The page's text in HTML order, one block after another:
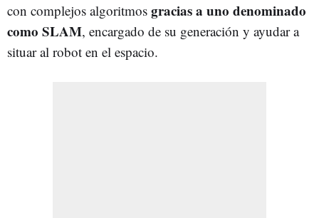
con complejos algoritmos gracias a uno denominado
como SLAM, encargado de su generación y ayudar a
situar al robot en el espacio.